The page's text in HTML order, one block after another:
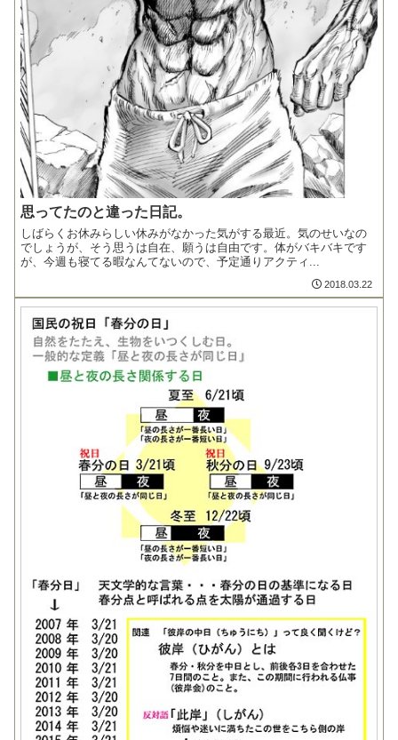
思ってたのと違った日記。
しばらくお休みらしい休みがなかった気がする最近。気のせいなの
でしょうが、そう思うは自在、願うは自由です。体がバキバキです
が、今週も寝てる暇なんてないので、予定通りアクティ...
2018.03.22